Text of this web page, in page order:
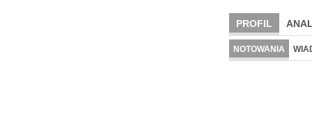
PROFIL
NOTOWANIA